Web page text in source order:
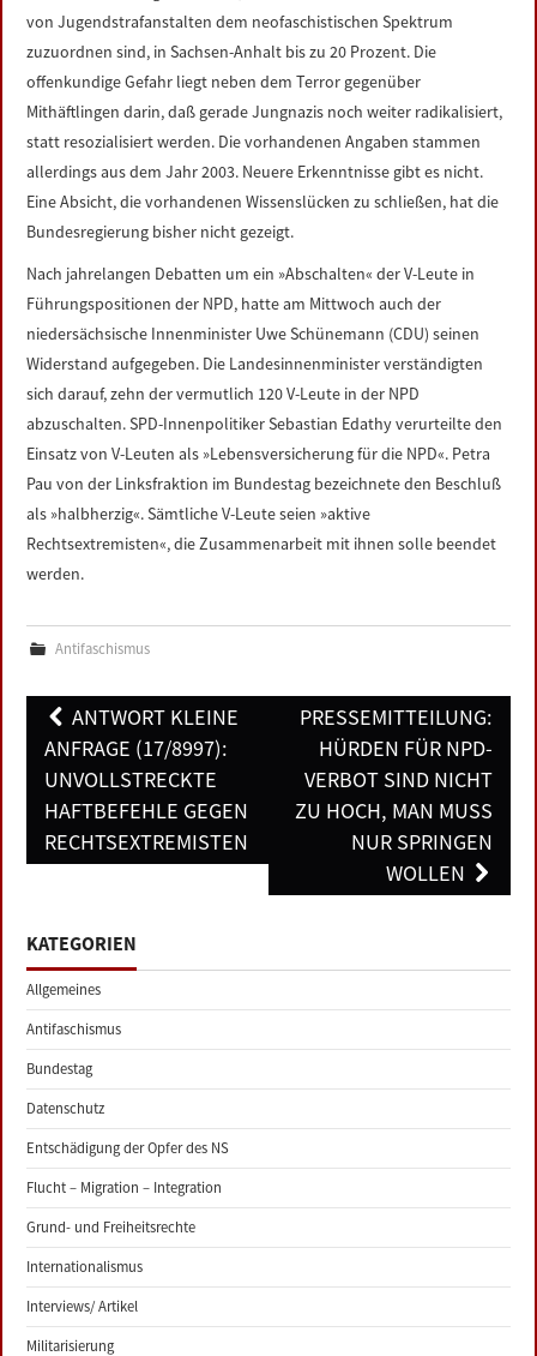
von Jugendstrafanstalten dem neofaschistischen Spektrum
zuzuordnen sind, in Sachsen-Anhalt bis zu 20 Prozent. Die
offenkundige Gefahr liegt neben dem Terror gegenüber
Mithäftlingen darin, daß gerade Jungnazis noch weiter radikalisiert,
statt resozialisiert werden. Die vorhandenen Angaben stammen
allerdings aus dem Jahr 2003. Neuere Erkenntnisse gibt es nicht.
Eine Absicht, die vorhandenen Wissenslücken zu schließen, hat die
Bundesregierung bisher nicht gezeigt.
Nach jahrelangen Debatten um ein »Abschalten« der V-Leute in
Führungspositionen der NPD, hatte am Mittwoch auch der
niedersächsische Innenminister Uwe Schünemann (CDU) seinen
Widerstand aufgegeben. Die Landesinnenminister verständigten
sich darauf, zehn der vermutlich 120 V-Leute in der NPD
abzuschalten. SPD-Innenpolitiker Sebastian Edathy verurteilte den
Einsatz von V-Leuten als »Lebensversicherung für die NPD«. Petra
Pau von der Linksfraktion im Bundestag bezeichnete den Beschluß
als »halbherzig«. Sämtliche V-Leute seien »aktive
Rechtsextremisten«, die Zusammenarbeit mit ihnen solle beendet
werden.
Antifaschismus
Post
navigation
ANTWORT KLEINE
ANFRAGE (17/8997):
UNVOLLSTRECKTE
HAFTBEFEHLE GEGEN
RECHTSEXTREMISTEN
PRESSEMITTEILUNG:
HÜRDEN FÜR NPD-
VERBOT SIND NICHT
ZU HOCH, MAN MUSS
NUR SPRINGEN
WOLLEN
KATEGORIEN
Allgemeines
Antifaschismus
Bundestag
Datenschutz
Entschädigung der Opfer des NS
Flucht – Migration – Integration
Grund- und Freiheitsrechte
Internationalismus
Interviews/ Artikel
Militarisierung